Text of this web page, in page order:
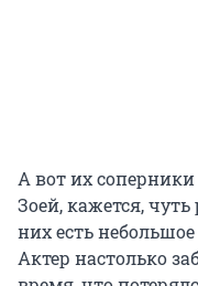
А вот их
Зоей, кажется, чуть
них есть
Актер настолько